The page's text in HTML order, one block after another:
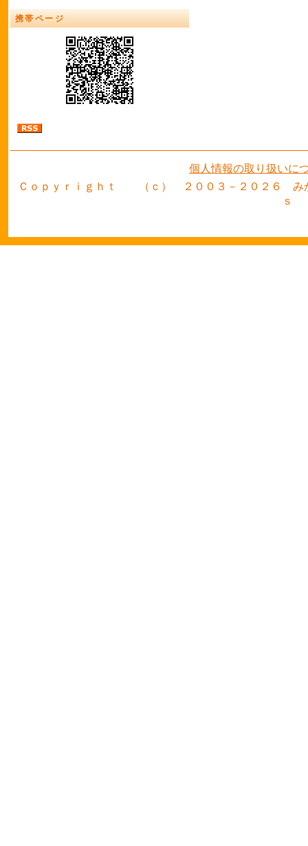
携帯ページ
個人情報の取り扱いに
Ｃｏｐｙｒｉｇｈｔ （ｃ） ２００３－２０２６
ｓ